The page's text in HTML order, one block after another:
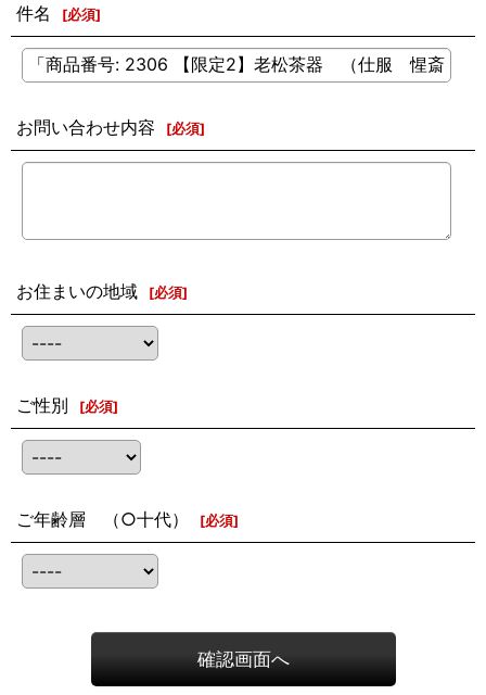
件名 [必須]
お問い合わせ内容 [必須]
お住まいの地域 [必須]
ご性別 [必須]
ご年齢層 （○十代） [必須]
確認画面へ